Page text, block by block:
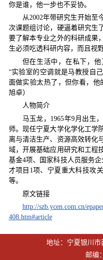
你是谁，他一步也不妥协。
从2002年带研究生开始至
次课题组讨论，硬逼着研究生
要了解本专业之外的科研成果
生必须吃透科研内容，而且视
但在生活中，在私下，他
“实验室的空调就是马教授自
面做实验太热了，但你看，他
旭卓）
人物简介
马玉龙，1965年9月出生
师。现任宁夏大学化学化工学
离与清洁生产、资源高效转化
域，开展基础应用研究和工程
基金4项、国家科技人员服务
才项目1项、宁夏重大科技攻
等。
原文链接
http://szb.ycen.com.cn/
408.htm#article
地址：宁夏银川市
邮编